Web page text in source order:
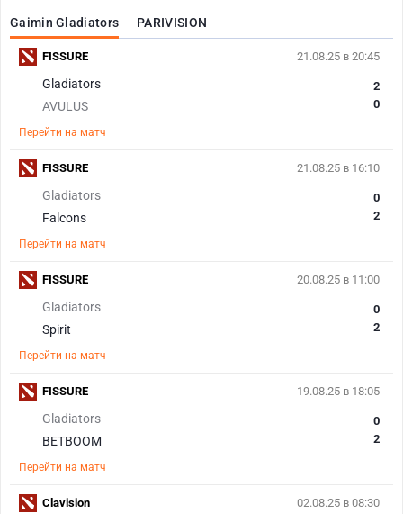
Gaimin Gladiators PARIVISION
21.08.25 в 20:45
Gladiators
AVULUS
2
0
Перейти на матч
FISSURE
21.08.25 в 16:10
Gladiators
Falcons
0
2
Перейти на матч
FISSURE
20.08.25 в 11:00
Gladiators
Spirit
0
2
Перейти на матч
FISSURE
19.08.25 в 18:05
Gladiators
BETBOOM
0
2
Перейти на матч
FISSURE
02.08.25 в 08:30
Clavision